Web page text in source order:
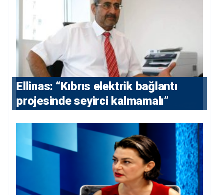
Ellinas: “Kıbrıs elektrik bağlantı
projesinde seyirci kalmamalı”